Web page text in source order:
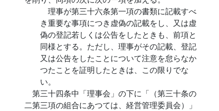
理事が第三十六条第一項の書類に記載すべ
き重要な事項につき虚偽の記載をし、又は虚
偽の登記若しくは公告をしたときも、前項と
同様とする。ただし、理事がその記載、登記
又は公告をしたことについて注意を怠らなか
つたことを証明したときは、この限りでな
い。
第三十四条中「理事会」の下に「（第三十条の
二第三項の組合にあつては、経営管理委員会）」